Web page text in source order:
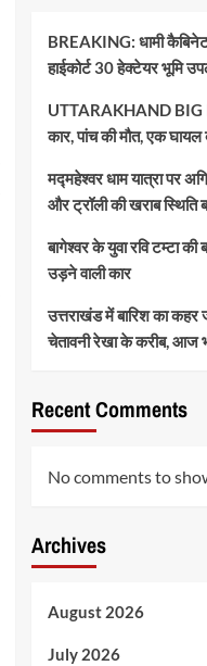
BREAKING: धामी
हाईकोर्ट 30 हेक्टेयर भूमि
UTTARAKHAND BIG
कार, पांच की मौत, एक घायल
मद्महेश्वर धाम यात्रा पर
और ट्रॉली की खराब स्थिति
बागेश्वर के युवा रवि टम्टा
उड़ने वाली कार
उत्तराखंड में बारिश का
चेतावनी रेखा के करीब, आज
Recent Comments
No comments to
Archives
August 2026
July 2026